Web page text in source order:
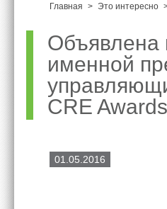
Главная > Это интересно
Объявлена
именной
CRE
01.05.2016